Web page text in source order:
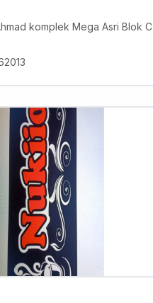
komplek Mega Asri Blok C